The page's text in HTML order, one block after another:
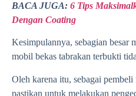
BACA JUGA: 6 Tips
Dengan Coating
Kesimpulannya, sebagian besar
mobil bekas tabrakan terbukti
Oleh karena itu, sebagai
pastikan untuk melakukan